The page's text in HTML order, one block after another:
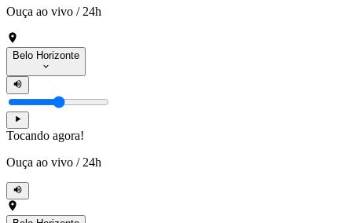
Ouça ao vivo / 24h
Belo Horizonte
Tocando agora!
Ouça ao vivo / 24h